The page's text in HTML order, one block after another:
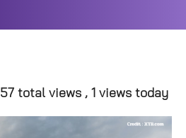
57 total views , 1 views today